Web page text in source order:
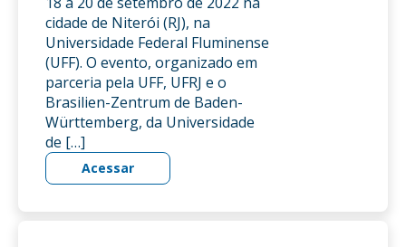
cidade de Niterói (RJ), na
Universidade Federal Fluminense
(UFF). O evento, organizado em
parceria pela UFF, UFRJ e o
Brasilien-Zentrum de Baden-
Württemberg, da Universidade
de […]
Acessar